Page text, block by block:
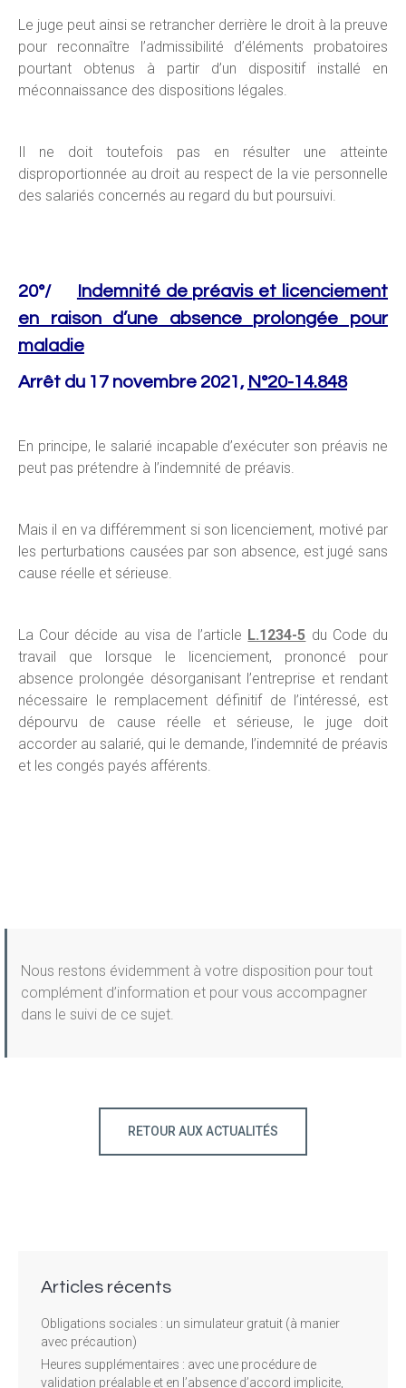
Le juge peut ainsi se retrancher derrière le droit à la preuve
pour reconnaître l’admissibilité d’éléments probatoires
pourtant obtenus à partir d’un dispositif installé en
méconnaissance des dispositions légales.
Il ne doit toutefois pas en résulter une atteinte
disproportionnée au droit au respect de la vie personnelle
des salariés concernés au regard du but poursuivi.
20°/
Indemnité de préavis et licenciement
en raison d’une absence prolongée pour
maladie
Arrêt du 17 novembre 2021, N°20-14.848
En principe, le salarié incapable d’exécuter son préavis ne
peut pas prétendre à l’indemnité de préavis.
Mais il en va différemment si son licenciement, motivé par
les perturbations causées par son absence, est jugé sans
cause réelle et sérieuse.
La Cour décide au visa de l’article L.1234-5 du Code du
travail que lorsque le licenciement, prononcé pour
absence prolongée désorganisant l’entreprise et rendant
nécessaire le remplacement définitif de l’intéressé, est
dépourvu de cause réelle et sérieuse, le juge doit
accorder au salarié, qui le demande, l’indemnité de préavis
et les congés payés afférents.
Nous restons évidemment à votre disposition pour tout
complément d’information et pour vous accompagner
dans le suivi de ce sujet.
RETOUR AUX ACTUALITÉS
Articles récents
Obligations sociales : un simulateur gratuit (à manier
avec précaution)
Heures supplémentaires : avec une procédure de
validation préalable et en l’absence d’accord implicite,